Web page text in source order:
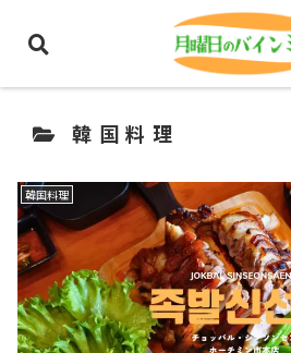
ホーチミングルメ
韓国料理
韓国料理